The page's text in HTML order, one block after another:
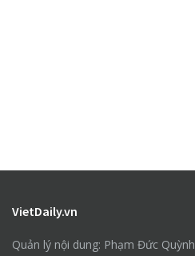
VietDaily.vn
Quản lý nội dung: Phạm Đức Quỳnh